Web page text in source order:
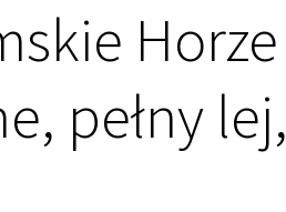
Horze
pełny lej,